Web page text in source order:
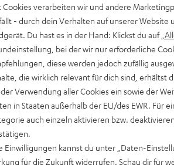
Wiedergabe und
& Abstrahlverhalten
Impulstreue, Dynamik und
Form
Cookies verarbeiten wir und andere
- durch dein Verhalten auf unserer Website
Du hast es in der Hand: Klickst du auf
bei der wir nur erforderliche
diese werden jedoch zufällig
die wirklich relevant für dich sind, erhältst
Verwendung aller Cookies ein sowie der
in Staaten außerhalb der EU/des EWR. Für
auch einzeln aktivieren bzw.
Einwilligungen kannst du unter „Daten-
für die Zukunft widerrufen. Schau dir für